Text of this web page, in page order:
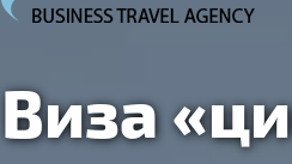
Виза